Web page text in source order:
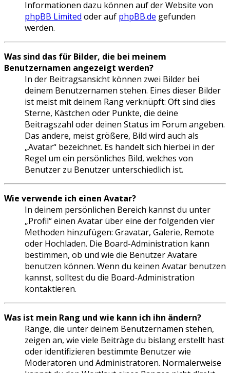
Informationen dazu können auf der Website von
phpBB Limited oder auf phpBB.de gefunden
werden.
Was sind das für Bilder, die bei meinem
Benutzernamen angezeigt werden?
In der Beitragsansicht können zwei Bilder bei
deinem Benutzernamen stehen. Eines dieser Bilder
ist meist mit deinem Rang verknüpft: Oft sind dies
Sterne, Kästchen oder Punkte, die deine
Beitragszahl oder deinen Status im Forum angeben.
Das andere, meist größere, Bild wird auch als
„Avatar“ bezeichnet. Es handelt sich hierbei in der
Regel um ein persönliches Bild, welches von
Benutzer zu Benutzer unterschiedlich ist.
Wie verwende ich einen Avatar?
In deinem persönlichen Bereich kannst du unter
„Profil“ einen Avatar über eine der folgenden vier
Methoden hinzufügen: Gravatar, Galerie, Remote
oder Hochladen. Die Board-Administration kann
bestimmen, ob und wie die Benutzer Avatare
benutzen können. Wenn du keinen Avatar benutzen
kannst, solltest du die Board-Administration
kontaktieren.
Was ist mein Rang und wie kann ich ihn ändern?
Ränge, die unter deinem Benutzernamen stehen,
zeigen an, wie viele Beiträge du bislang erstellt hast
oder identifizieren bestimmte Benutzer wie
Moderatoren und Administratoren. Normalerweise